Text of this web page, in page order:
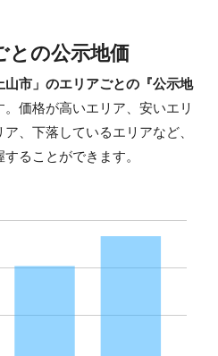
との公示地価
山市」のエリアごとの『公示地
価格が高いエリア、安いエリ
、下落しているエリアなど、
ることができます。